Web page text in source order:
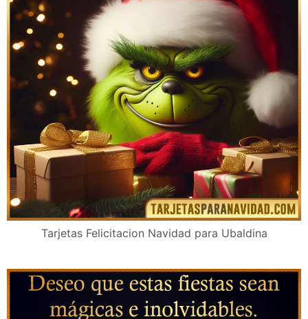
Tarjetas Felicitacion Navidad para Ubaldina